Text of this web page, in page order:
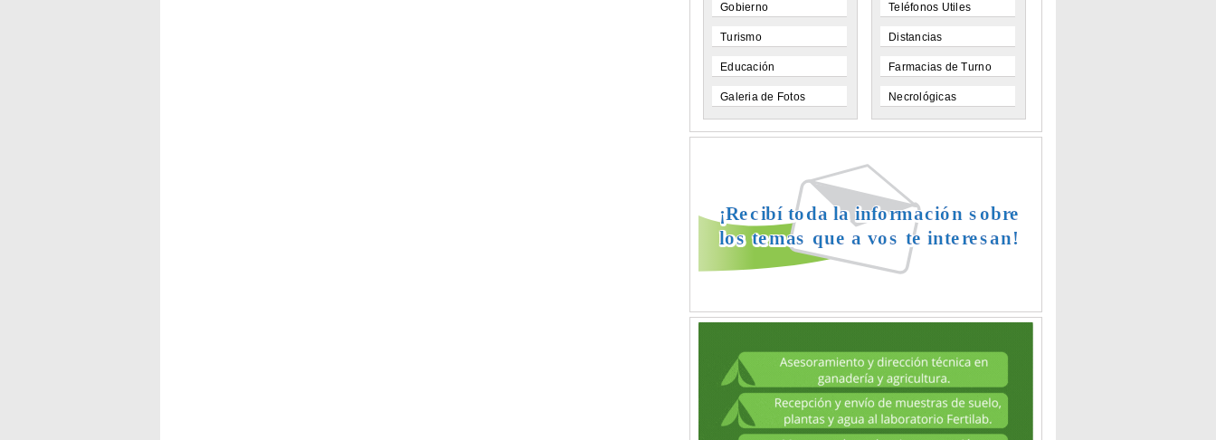
Gobierno
Turismo
Educación
Galeria de Fotos
Teléfonos Utiles
Distancias
Farmacias de Turno
Necrológicas